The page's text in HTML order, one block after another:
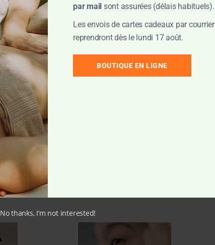
de laisser un avis.
par mail sont assurées (délais habituels).
Les envois de cartes cadeaux par courrier
reprendront dès le lundi 17 août.
BOUTIQUE EN LIGNE
No thanks, I’m not interested!